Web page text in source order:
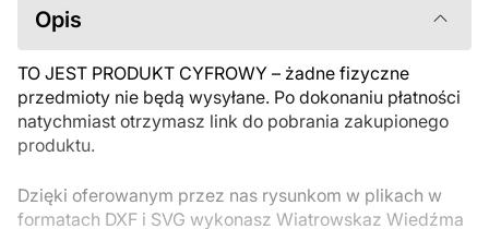
skontaktuj się bezpośrednio ze sprzedawcą.
Opis
TO JEST PRODUKT CYFROWY – żadne fizyczne
przedmioty nie będą wysyłane. Po dokonaniu płatności
natychmiast otrzymasz link do pobrania zakupionego
produktu.
Dzięki oferowanym przez nas rysunkom w plikach w
formatach DXF i SVG wykonasz Wiatrowskaz Wiedźma